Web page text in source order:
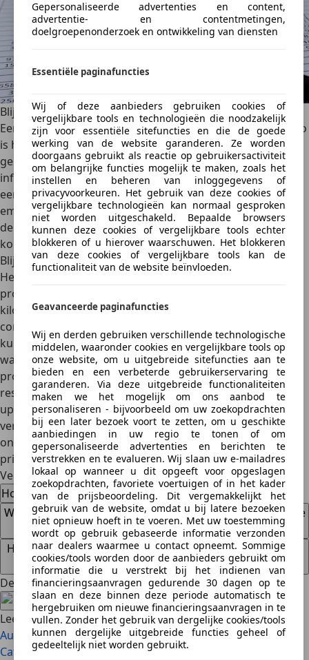
Gepersonaliseerde advertenties en content,
advertentie- en contentmetingen,
doelgroepenonderzoek en ontwikkeling van diensten
Essentiële paginafuncties
Wij of deze aanbieders gebruiken cookies of
vergelijkbare tools en technologieën die noodzakelijk
zijn voor essentiële sitefuncties en die de goede
werking van de website garanderen. Ze worden
doorgaans gebruikt als reactie op gebruikersactiviteit
om belangrijke functies mogelijk te maken, zoals het
instellen en beheren van inloggegevens of
privacyvoorkeuren. Het gebruik van deze cookies of
vergelijkbare technologieën kan normaal gesproken
niet worden uitgeschakeld. Bepaalde browsers
kunnen deze cookies of vergelijkbare tools echter
blokkeren of u hierover waarschuwen. Het blokkeren
van deze cookies of vergelijkbare tools kan de
functionaliteit van de website beïnvloeden.
Geavanceerde paginafuncties
Wij en derden gebruiken verschillende technologische
middelen, waaronder cookies en vergelijkbare tools op
onze website, om u uitgebreide sitefuncties aan te
bieden en een verbeterde gebruikerservaring te
garanderen. Via deze uitgebreide functionaliteiten
maken we het mogelijk om ons aanbod te
personaliseren - bijvoorbeeld om uw zoekopdrachten
bij een later bezoek voort te zetten, om u geschikte
aanbiedingen in uw regio te tonen of om
gepersonaliseerde advertenties en berichten te
verstrekken en te evalueren. Wij slaan uw e-mailadres
lokaal op wanneer u dit opgeeft voor opgeslagen
zoekopdrachten, favoriete voertuigen of in het kader
van de prijsbeoordeling. Dit vergemakkelijkt het
gebruik van de website, omdat u bij latere bezoeken
niet opnieuw hoeft in te voeren. Met uw toestemming
wordt op gebruik gebaseerde informatie verzonden
naar dealers waarmee u contact opneemt. Sommige
cookies/tools worden door de aanbieders gebruikt om
informatie die u verstrekt bij het indienen van
financieringsaanvragen gedurende 30 dagen op te
slaan en deze binnen deze periode automatisch te
hergebruiken om nieuwe financieringsaanvragen in te
vullen. Zonder het gebruik van dergelijke cookies/tools
kunnen dergelijke uitgebreide functies geheel of
gedeeltelijk niet worden gebruikt.
Blijf realistisch
Een veelvoorkomende fout bij het waarderen van een auto
is het over- of onderschatten van de waarde. Dit kan
gebeuren als je je baseert op verkeerde of incomplete
informatie.Gebruik meerdere bronnen en methodenom
een nauwkeurige schatting te krijgen en vermijd
emotionele gehechtheid aan de auto bij het bepalen van
de waarde. Eenonrealistische prijsstelling kan potentiële
kopers afschrikken en de verkoop van je auto vertragen.
Blijf realistisch
Het bepalen van de waarde van je auto is een complex
proces. Door rekening te houden met de leeftijd,
kilometerstand, het merk en het model, de algehele
conditie, opties en accessoires en marktomstandigheden,
kun je een nauwkeurige schatting krijgen. Gebruik online
waardebepalingstools, bezoek dealers of overweeg een
professionele taxatie voor de meest nauwkeurige
resultaten. Vergeet niet dat goed onderhoud en kleine
upgrades de waarde van je auto kunnen verhogen en
vermijd veelvoorkomende fouten zoals het over- of
onderschatten van de waarde en een onrealistische
prijsstelling.
Veelgestelde vragen
Hoe kan ik de waarde van mijn auto het beste bepalen?
Welke factoren hebben de grootste invloed op de waarde
van mijn auto?
Hoe kan ik de waarde van mijn auto verhogen voordat ik
deze verkoop?
Deel artikel
Lees ook
Auto zonder APK verkopen: mag dat eigenlijk?
Cataloguswaarde auto: wat is het en waar vind je die?